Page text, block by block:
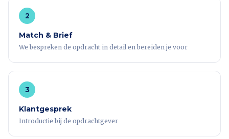
2
Match & Brief
We bespreken de opdracht in detail en bereiden je voor
3
Klantgesprek
Introductie bij de opdrachtgever